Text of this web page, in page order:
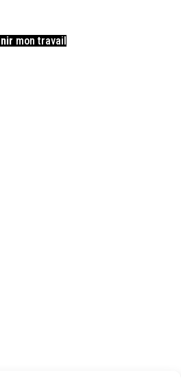
mon travail